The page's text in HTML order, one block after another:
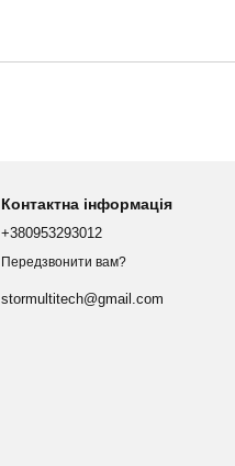
Контактна інформація
+380953293012
Передзвонити вам?
stormultitech@gmail.com